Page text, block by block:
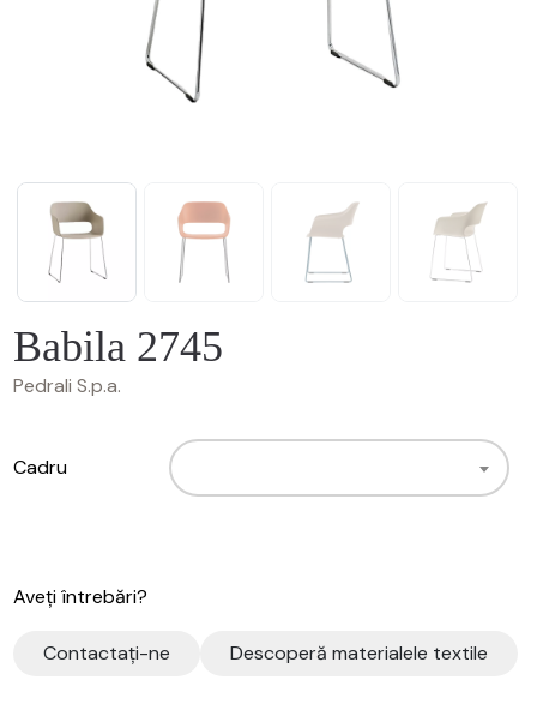
Babila 2745
Pedrali S.p.a.
Cadru
Aveți întrebări?
Contactaţi-ne Descoperă materialele textile